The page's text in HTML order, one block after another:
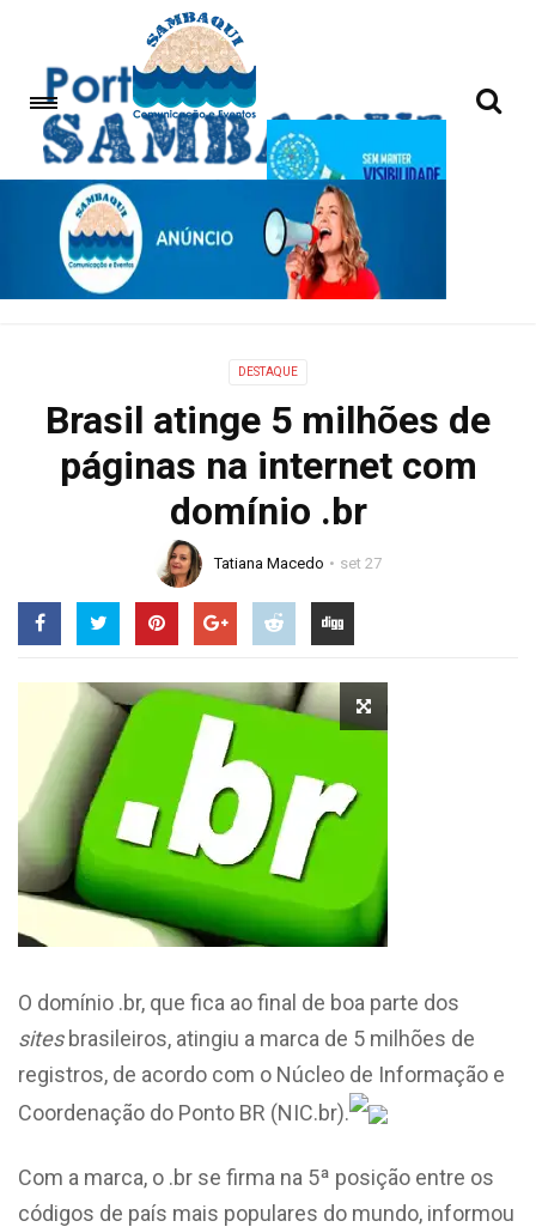
DESTAQUE
Brasil atinge 5 milhões de
páginas na internet com
domínio .br
Tatiana Macedo set 27
O domínio .br, que fica ao final de boa parte dos
sitesbrasileiros, atingiu a marca de 5 milhões de
registros, de acordo com o Núcleo de Informação e
Coordenação do Ponto BR (NIC.br).
Com a marca, o .br se firma na 5ª posição entre os
códigos de país mais populares do mundo, informou